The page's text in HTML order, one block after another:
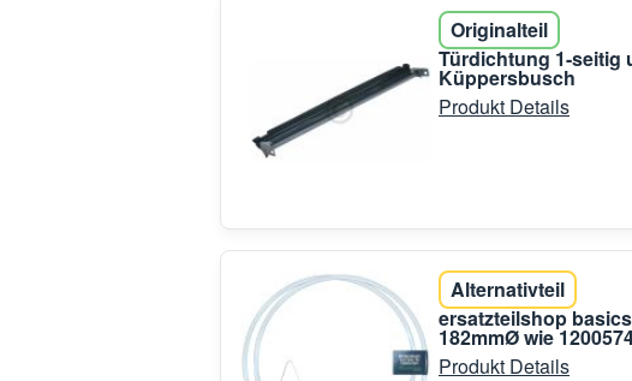
Originalteil
Türdichtung 1-seitig
Küppersbusch
Produkt Details
Alternativteil
ersatzteilshop
182mmØ wie
Produkt Details